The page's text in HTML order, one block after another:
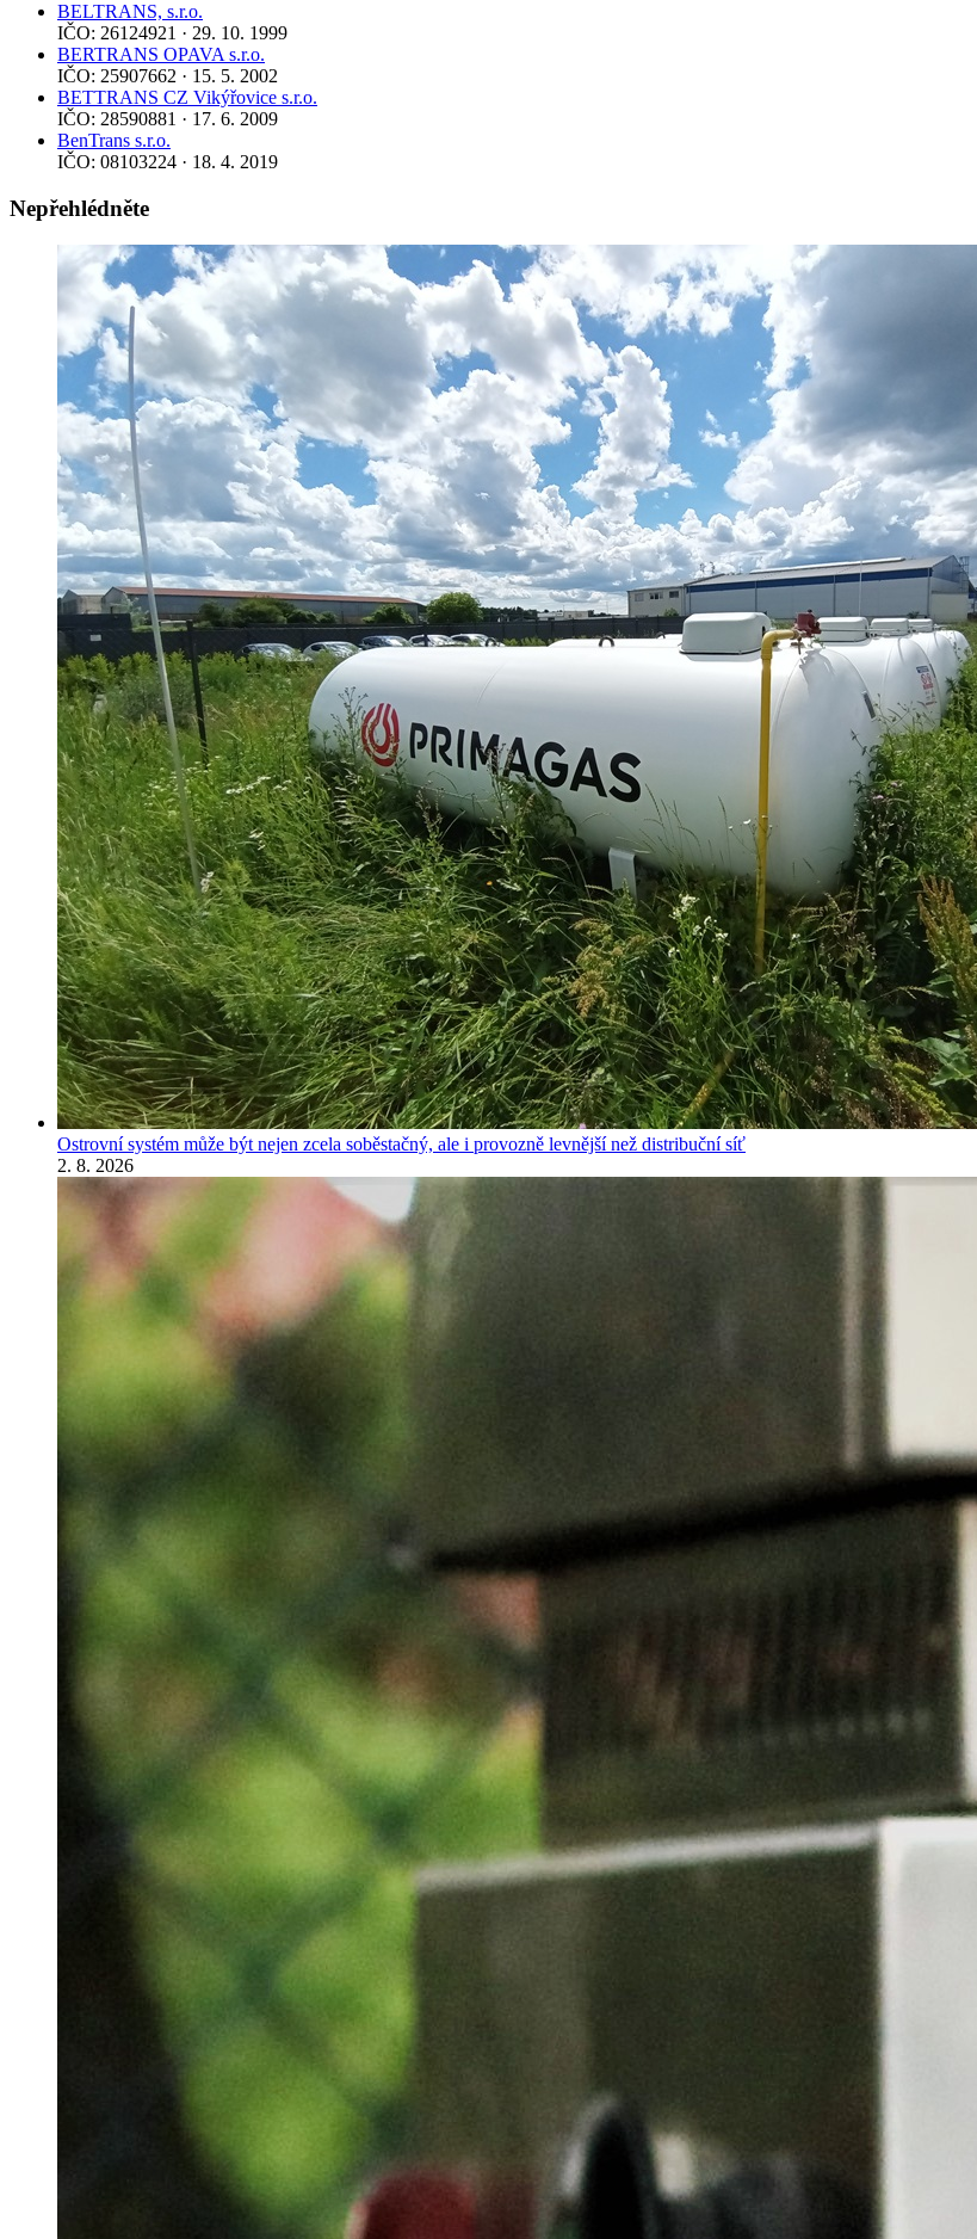
BELTRANS, s.r.o.
IČO: 26124921 · 29. 10. 1999
BERTRANS OPAVA s.r.o.
IČO: 25907662 · 15. 5. 2002
BETTRANS CZ Vikýřovice s.r.o.
IČO: 28590881 · 17. 6. 2009
BenTrans s.r.o.
IČO: 08103224 · 18. 4. 2019
Nepřehlédněte
Ostrovní systém může být nejen zcela soběstačný, ale i provozně levnější než distribuční síť
2. 8. 2026